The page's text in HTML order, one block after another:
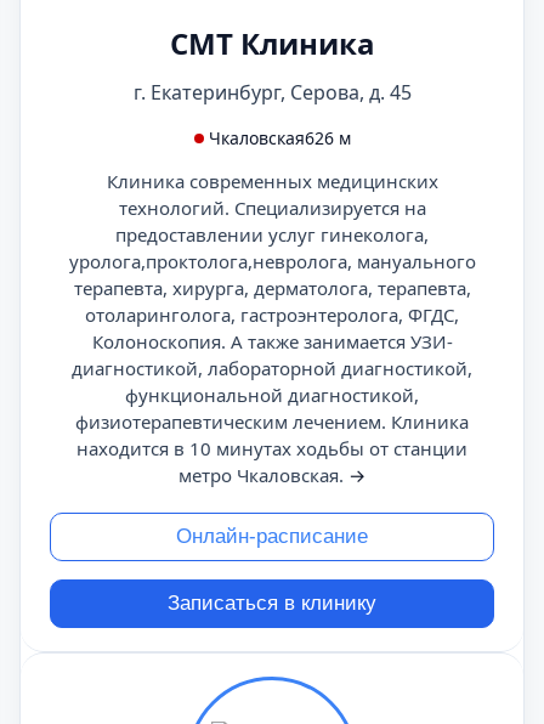
СМТ Клиника
г. Екатеринбург, Серова, д. 45
Чкаловская626 м
Клиника современных медицинских
технологий. Специализируется на
предоставлении услуг гинеколога,
уролога,проктолога,невролога, мануального
терапевта, хирурга, дерматолога, терапевта,
отоларинголога, гастроэнтеролога, ФГДС,
Колоноскопия. А также занимается УЗИ-
диагностикой, лабораторной диагностикой,
функциональной диагностикой,
физиотерапевтическим лечением. Клиника
находится в 10 минутах ходьбы от станции
метро Чкаловская. →
Онлайн-расписание
Записаться в клинику